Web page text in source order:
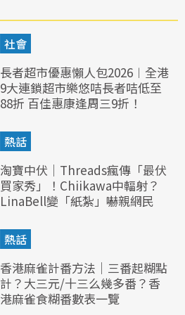
社會
長者超市優惠懶人包2026︱全港
9大連鎖超市樂悠咭長者咭低至
88折 百佳惠康逢周三9折！
熱話
淘寶中伏｜Threads瘋傳「最伏
買家秀」！Chiikawa中輻射？
LinaBell變「紙紮」嚇親網民
熱話
香港麻雀計番方法｜三番起糊點
計？大三元/十三么幾多番？香
港麻雀食糊番數表一覽